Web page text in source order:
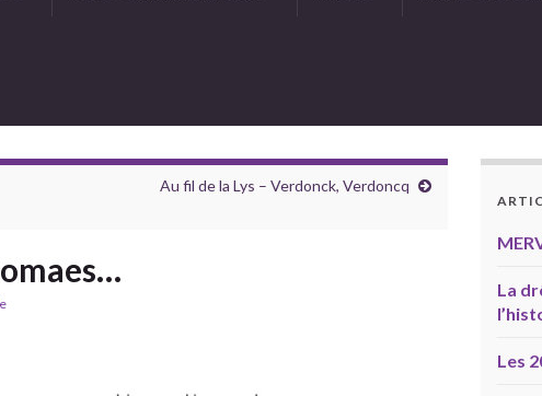
Au fil de la Lys – Verdonck, Verdoncq
La
Les